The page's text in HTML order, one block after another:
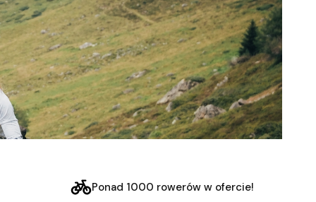
Ponad 1000 rowerów w ofercie!